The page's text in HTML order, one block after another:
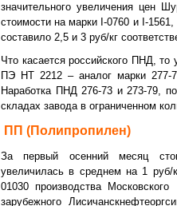
значительного увеличения цен
стоимости на марки I-0760 и I-
составило 2,5 и 3 руб/кг
Что касается российского ПНД, то
ПЭ НТ 2212 – аналог марки 277-
Наработка ПНД 276-73 и 273-79,
складах завода в ограниченном
ПП (Полипропилен)
За первый осенний месяц
увеличилась в среднем на 1
01030 производства
зарубежного